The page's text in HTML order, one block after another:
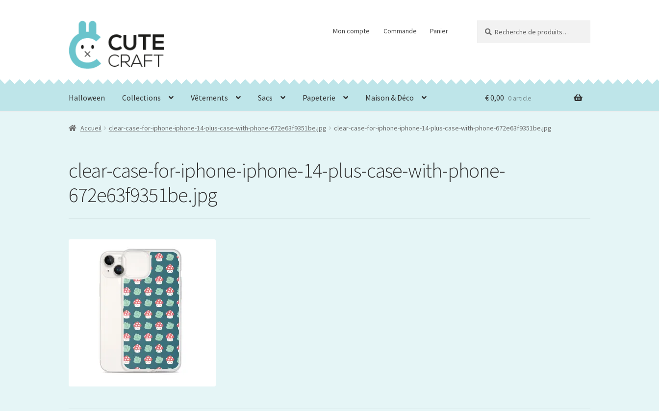
Aller
à
la
navigation
Aller
au
contenu
Mon compte Commande Panier
pour :
Halloween Collections Vêtements Sacs Papeterie Maison & Déco €0,00 0 article
Accueil clear-case-for-iphone-iphone-14-plus-case-with-phone-672e63f9351be.jpg clear-case-for-iphone-iphone-14-plus-case-with-phone-672e63f9351be.jpg
clear-case-for-iphone-iphone-14-plus-case-with-phone-
672e63f9351be.jpg